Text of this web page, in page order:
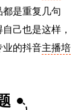
是重复几句
己也是这样，
业的抖音主播培